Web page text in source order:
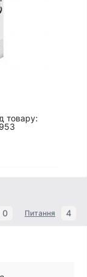
товару:
0 Питання 4